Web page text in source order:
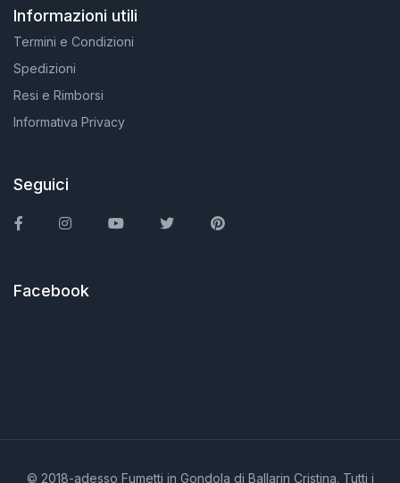
Informazioni utili
Termini e Condizioni
Spedizioni
Resi e Rimborsi
Informativa Privacy
Seguici
FacebookInstagramYou TubeTwitter Pinterest
Facebook
© 2018-adesso Fumetti in Gondola di Ballarin Cristina. Tutti i